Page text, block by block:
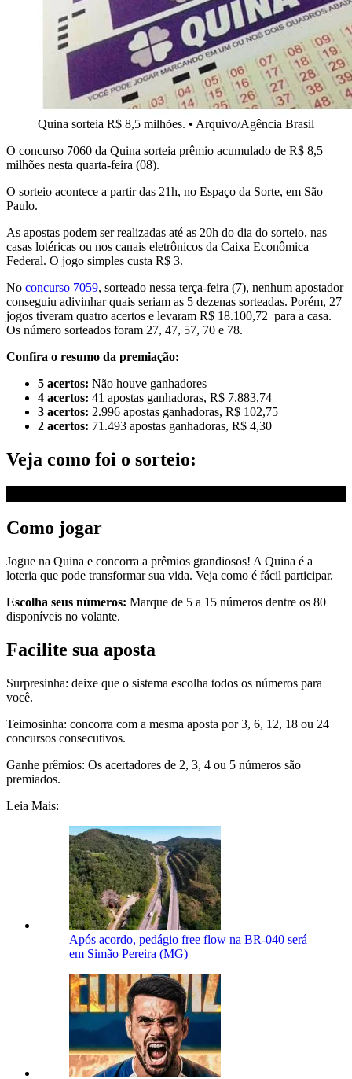
Quina sorteia R$ 8,5 milhões. • Arquivo/Agência Brasil
O concurso 7060 da Quina sorteia prêmio acumulado de R$ 8,5
milhões nesta quarta-feira (08).
O sorteio acontece a partir das 21h, no Espaço da Sorte, em São
Paulo.
As apostas podem ser realizadas até as 20h do dia do sorteio, nas
casas lotéricas ou nos canais eletrônicos da Caixa Econômica
Federal. O jogo simples custa R$ 3.
No concurso 7059, sorteado nessa terça-feira (7), nenhum apostador
conseguiu adivinhar quais seriam as 5 dezenas sorteadas. Porém, 27
jogos tiveram quatro acertos e levaram R$ 18.100,72 para a casa.
Os número sorteados foram 27, 47, 57, 70 e 78.
Confira o resumo da premiação:
5 acertos: Não houve ganhadores
4 acertos: 41 apostas ganhadoras, R$ 7.883,74
3 acertos: 2.996 apostas ganhadoras, R$ 102,75
2 acertos: 71.493 apostas ganhadoras, R$ 4,30
Veja como foi o sorteio:
Como jogar​​
Jogue na Quina e concorra a prêmios grandiosos! A Quina é a
loteria que pode transformar sua vida. Veja como é fácil participar.
Escolha seus números: Marque de 5 a 15 números dentre os 80
disponíveis no volante.
Facilite sua aposta
Surpresinha: deixe que o sistema escolha todos os números para
você.
Teimosinha: concorra com a mesma aposta por 3, 6, 12, 18 ou 24
concursos consecutivos.
Ganhe prêmios: Os acertadores de 2, 3, 4 ou 5 números são
premiados.​​​​​​​​
Leia Mais:
Após acordo, pedágio free flow na BR-040 será
em Simão Pereira (MG)